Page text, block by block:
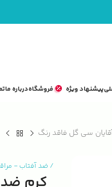
پیشنهاد ویژه فروشگاهدرباره ما
سی گل فاقد رنگ
/ ضد آفتاب-
کرم ضد